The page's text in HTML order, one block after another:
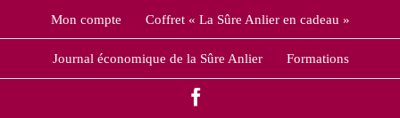
Mon compte Coffret « La Sûre Anlier en cadeau »
Journal économique de la Sûre Anlier Formations